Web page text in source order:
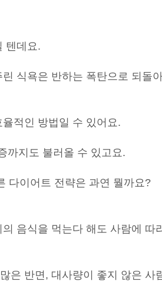
텐데요.
식욕은 반하는 폭탄으로 되돌
적인 방법일 수 있어요.
까지도 불러올 수 있고요.
다이어트 전략은 과연 뭘까요?
음식을 먹는다 해도 사람에 따
은 반면, 대사량이 좋지 않은 사